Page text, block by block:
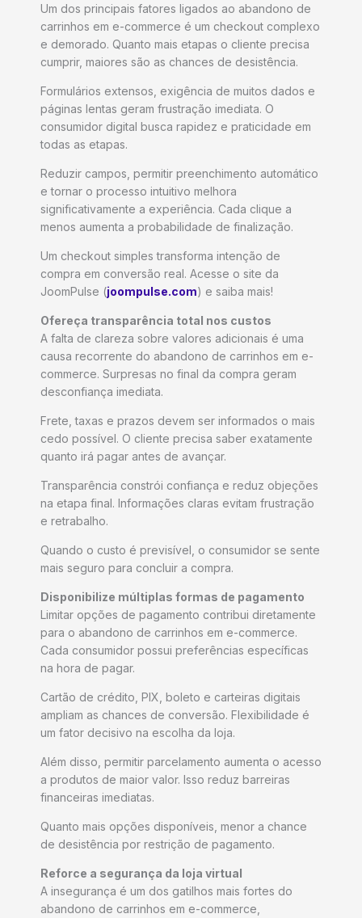
Um dos principais fatores ligados ao abandono de
carrinhos em e-commerce é um checkout complexo
e demorado. Quanto mais etapas o cliente precisa
cumprir, maiores são as chances de desistência.
Formulários extensos, exigência de muitos dados e
páginas lentas geram frustração imediata. O
consumidor digital busca rapidez e praticidade em
todas as etapas.
Reduzir campos, permitir preenchimento automático
e tornar o processo intuitivo melhora
significativamente a experiência. Cada clique a
menos aumenta a probabilidade de finalização.
Um checkout simples transforma intenção de
compra em conversão real. Acesse o site da
JoomPulse (joompulse.com) e saiba mais!
Ofereça transparência total nos custos
A falta de clareza sobre valores adicionais é uma
causa recorrente do abandono de carrinhos em e-
commerce. Surpresas no final da compra geram
desconfiança imediata.
Frete, taxas e prazos devem ser informados o mais
cedo possível. O cliente precisa saber exatamente
quanto irá pagar antes de avançar.
Transparência constrói confiança e reduz objeções
na etapa final. Informações claras evitam frustração
e retrabalho.
Quando o custo é previsível, o consumidor se sente
mais seguro para concluir a compra.
Disponibilize múltiplas formas de pagamento
Limitar opções de pagamento contribui diretamente
para o abandono de carrinhos em e-commerce.
Cada consumidor possui preferências específicas
na hora de pagar.
Cartão de crédito, PIX, boleto e carteiras digitais
ampliam as chances de conversão. Flexibilidade é
um fator decisivo na escolha da loja.
Além disso, permitir parcelamento aumenta o acesso
a produtos de maior valor. Isso reduz barreiras
financeiras imediatas.
Quanto mais opções disponíveis, menor a chance
de desistência por restrição de pagamento.
Reforce a segurança da loja virtual
A insegurança é um dos gatilhos mais fortes do
abandono de carrinhos em e-commerce,